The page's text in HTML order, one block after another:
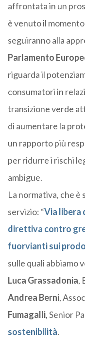
affrontata in un
è venuto il
seguiranno alla
Parlamento
riguarda il
consumatori in
transizione verde
di aumentare la
un rapporto più
per ridurre i rischi
ambigue.
La normativa, che
servizio: “Via libera
direttiva contro
fuorvianti sui
sulle quali abbiamo
Luca Grassadonia,
Andrea Berni,
Fumagalli, Senior
sostenibilità.